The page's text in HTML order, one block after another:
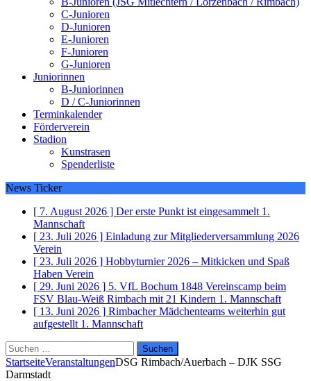
C-Junioren
D-Junioren
E-Junioren
F-Junioren
G-Junioren
Juniorinnen
B-Juniorinnen
D / C-Juniorinnen
Terminkalender
Förderverein
Stadion
Kunstrasen
Spenderliste
News Ticker
[ 7. August 2026 ] Der erste Punkt ist eingesammelt 1.
Mannschaft
[ 23. Juli 2026 ] Einladung zur Mitgliederversammlung 2026
Verein
[ 23. Juli 2026 ] Hobbyturnier 2026 – Mitkicken und Spaß
Haben Verein
[ 29. Juni 2026 ] 5. VfL Bochum 1848 Vereinscamp beim
FSV Blau-Weiß Rimbach mit 21 Kindern 1. Mannschaft
[ 13. Juni 2026 ] Rimbacher Mädchenteams weiterhin gut
aufgestellt 1. Mannschaft
Suchen
nach:
StartseiteVeranstaltungenDSG Rimbach/Auerbach – DJK SSG
Darmstadt